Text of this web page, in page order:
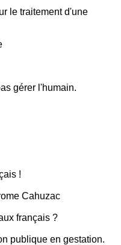
le traitement d'une
gérer l'humain.
!
Cahuzac
français ?
publique en gestation.